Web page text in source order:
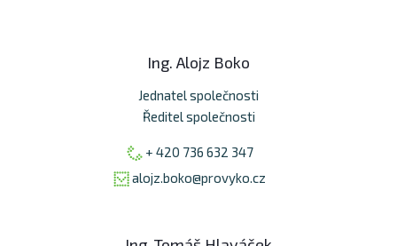
Ing. Alojz Boko
Jednatel společnosti
Ředitel společnosti
+ 420 736 632 347
alojz.boko@provyko.cz